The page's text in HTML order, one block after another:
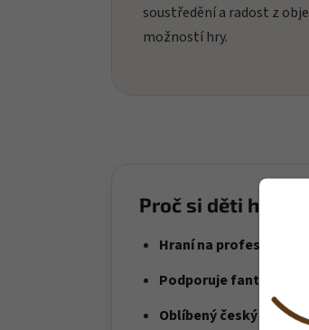
soustředění a radost z
možností hry.
Proč si děti
Hraní na profese
–
Podporuje fantazii
–
Oblíbený český